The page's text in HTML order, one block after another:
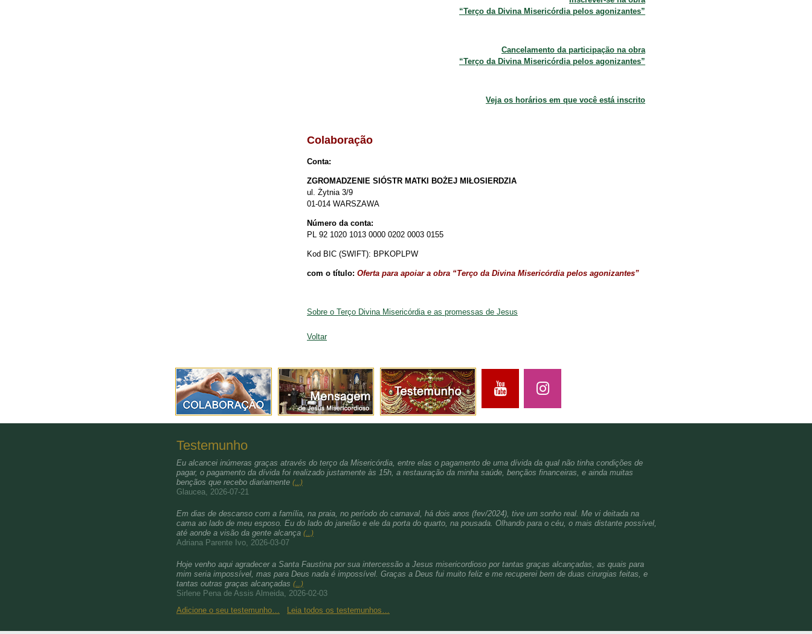
“Terço da Divina Misericórdia pelos agonizantes”
Cancelamento da participação na obra
“Terço da Divina Misericórdia pelos agonizantes”
Veja os horários em que você está inscrito
Colaboração
Conta:
ZGROMADZENIE SIÓSTR MATKI BOŻEJ MIŁOSIERDZIA
ul. Żytnia 3/9
01-014 WARSZAWA
Número da conta:
PL 92 1020 1013 0000 0202 0003 0155
Kod BIC (SWIFT): BPKOPLPW
com o título: Oferta para apoiar a obra “Terço da Divina Misericórdia pelos agonizantes”
Sobre o Terço Divina Misericórdia e as promessas de Jesus
Voltar
Testemunho
Eu alcancei inúmeras graças através do terço da Misericórdia, entre elas o pagamento de uma dívida da qual não tinha condições de
pagar, o pagamento da dívida foi realizado justamente às 15h, a restauração da minha saúde, bençãos financeiras, e ainda muitas
bençãos que recebo diariamente (...)
Glaucea, 2026-07-21
Em dias de descanso com a família, na praia, no período do carnaval, há dois anos (fev/2024), tive um sonho real. Me vi deitada na
cama ao lado de meu esposo. Eu do lado do janelão e ele da porta do quarto, na pousada. Olhando para o céu, o mais distante possível,
até aonde a visão da gente alcança (...)
Adriana Parente Ivo, 2026-03-07
Hoje venho aqui agradecer a Santa Faustina por sua intercessão a Jesus misericordioso por tantas graças alcançadas, as quais para
mim seria impossível, mas para Deus nada é impossível. Graças a Deus fui muito feliz e me recuperei bem de duas cirurgias feitas, e
tantas outras graças alcançadas (...)
Sirlene Pena de Assis Almeida, 2026-02-03
Adicione o seu testemunho…
Leia todos os testemunhos…